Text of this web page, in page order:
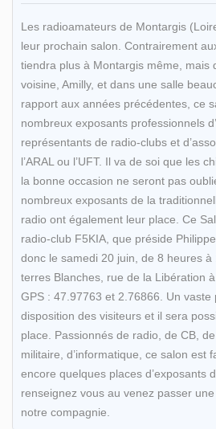
Les radioamateurs de Montargis
leur prochain salon. Contrairement
tiendra plus à Montargis même, mais
voisine, Amilly, et dans une salle
rapport aux années précédentes, ce
nombreux exposants professionnels
représentants de radio-clubs et
l’ARAL ou l’UFT. Il va de soi que les
la bonne occasion ne seront pas
nombreux exposants de la
radio ont également leur place. Ce
radio-club F5KIA, que préside
donc le samedi 20 juin, de 8 heures
terres Blanches, rue de la Libération
GPS : 47.97763 et 2.76866. Un vaste
disposition des visiteurs et il sera
place. Passionnés de radio, de CB,
militaire, d’informatique, ce salon est
encore quelques places d’exposants
renseignez vous au venez passer
notre compagnie.